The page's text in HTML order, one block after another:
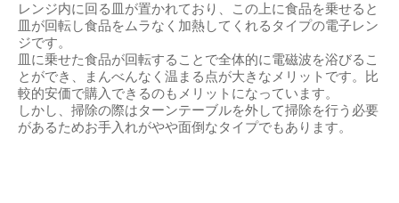
レンジ内に回る皿が置かれており、この上に食品を乗せると
皿が回転し食品をムラなく加熱してくれるタイプの電子レン
ジです。
皿に乗せた食品が回転することで全体的に電磁波を浴びるこ
とができ、まんべんなく温まる点が大きなメリットです。比
較的安価で購入できるのもメリットになっています。
しかし、掃除の際はターンテーブルを外して掃除を行う必要
があるためお手入れがやや面倒なタイプでもあります。